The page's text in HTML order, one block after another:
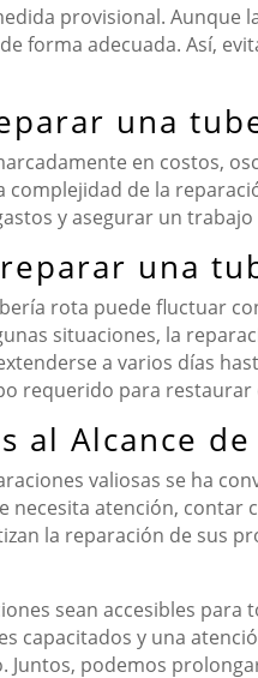
provisional.
forma adecuada. Así,
una
en costos,
de la
y asegurar un trabajo
una
rota puede fluctuar
situaciones, la
a varios días
requerido para
al Alcance
valiosas se ha
atención, contar
la reparación de sus
sean accesibles
capacitados y una
Juntos, podemos